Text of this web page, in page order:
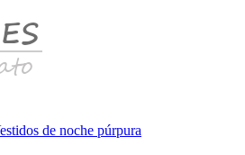
de noche púrpura